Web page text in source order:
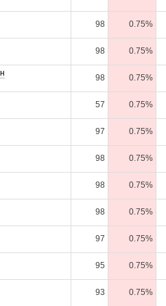
98 0.75%
98 0.75%
98 0.75%
57 0.75%
97 0.75%
98 0.75%
98 0.75%
98 0.75%
97 0.75%
95 0.75%
93 0.75%